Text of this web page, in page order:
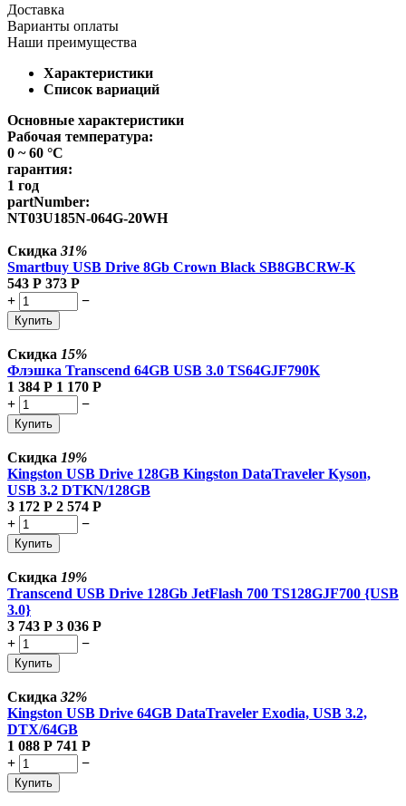
Доставка
Варианты оплаты
Наши преимущества
Характеристики
Список вариаций
Основные характеристики
Рабочая температура:
0 ~ 60 °C
гарантия:
1 год
partNumber:
NT03U185N-064G-20WH
Скидка 31%
Smartbuy USB Drive 8Gb Crown Black SB8GBCRW-K
543 Р 373 Р
+
−
Купить
Скидка 15%
Флэшка Transcend 64GB USB 3.0 TS64GJF790K
1 384 Р 1 170 Р
+
−
Купить
Скидка 19%
Kingston USB Drive 128GB Kingston DataTraveler Kyson,
USB 3.2 DTKN/128GB
3 172 Р 2 574 Р
+
−
Купить
Скидка 19%
Transcend USB Drive 128Gb JetFlash 700 TS128GJF700 {USB
3.0}
3 743 Р 3 036 Р
+
−
Купить
Скидка 32%
Kingston USB Drive 64GB DataTraveler Exodia, USB 3.2,
DTX/64GB
1 088 Р 741 Р
+
−
Купить